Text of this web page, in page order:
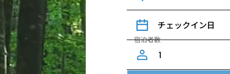
チェックイン日
宿泊者数